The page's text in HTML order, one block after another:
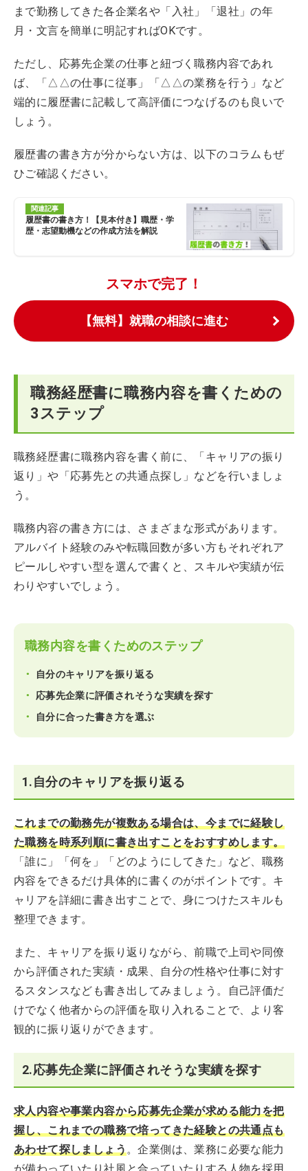
まで勤務してきた各企業名や「入社」「退社」の年
月・文言を簡単に明記すればOKです。
ただし、応募先企業の仕事と紐づく職務内容であれ
ば、「△△の仕事に従事」「△△の業務を行う」など
端的に履歴書に記載して高評価につなげるのも良いで
しょう。
履歴書の書き方が分からない方は、以下のコラムもぜ
ひご確認ください。
関連記事
履歴書の書き方！【見本付き】職歴・学
歴・志望動機などの作成方法を解説
スマホで完了！
【無料】就職の相談に進む
職務経歴書に職務内容を書くための
3ステップ
職務経歴書に職務内容を書く前に、「キャリアの振り
返り」や「応募先との共通点探し」などを行いましょ
う。
職務内容の書き方には、さまざまな形式があります。
アルバイト経験のみや転職回数が多い方もそれぞれア
ピールしやすい型を選んで書くと、スキルや実績が伝
わりやすいでしょう。
職務内容を書くためのステップ
自分のキャリアを振り返る
応募先企業に評価されそうな実績を探す
自分に合った書き方を選ぶ
1.自分のキャリアを振り返る
これまでの勤務先が複数ある場合は、今までに経験し
た職務を時系列順に書き出すことをおすすめします。
「誰に」「何を」「どのようにしてきた」など、職務
内容をできるだけ具体的に書くのがポイントです。キ
ャリアを詳細に書き出すことで、身につけたスキルも
整理できます。
また、キャリアを振り返りながら、前職で上司や同僚
から評価された実績・成果、自分の性格や仕事に対す
るスタンスなども書き出してみましょう。自己評価だ
けでなく他者からの評価を取り入れることで、より客
観的に振り返りができます。
2.応募先企業に評価されそうな実績を探す
求人内容や事業内容から応募先企業が求める能力を把
握し、これまでの職務で培ってきた経験との共通点も
あわせて探しましょう。企業側は、業務に必要な能力